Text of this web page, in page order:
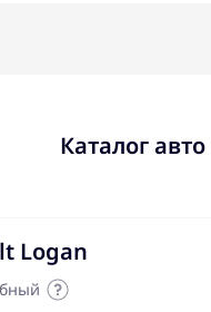
Каталог авто
Logan